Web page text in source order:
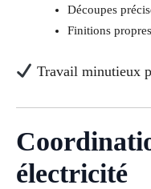
Découpes
Finitions
Travail minutieux
électricité